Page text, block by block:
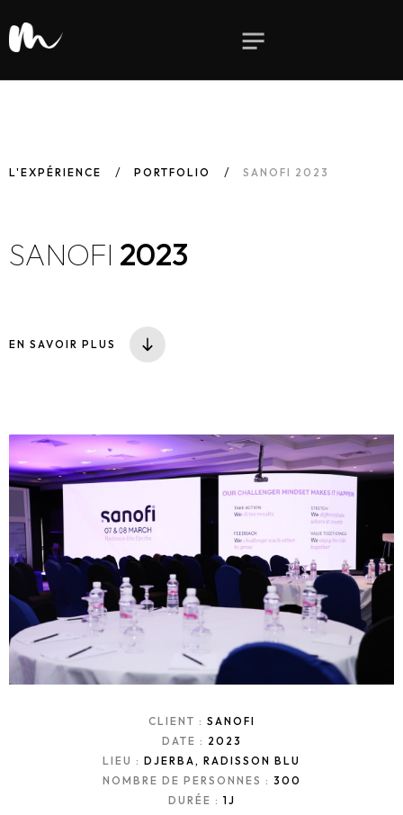
L'EXPÉRIENCE PORTFOLIO SANOFI 2023
SANOFI 2023
EN SAVOIR PLUS
CLIENT : SANOFI
DATE : 2023
LIEU : DJERBA, RADISSON BLU
NOMBRE DE PERSONNES : 300
DURÉE : 1J